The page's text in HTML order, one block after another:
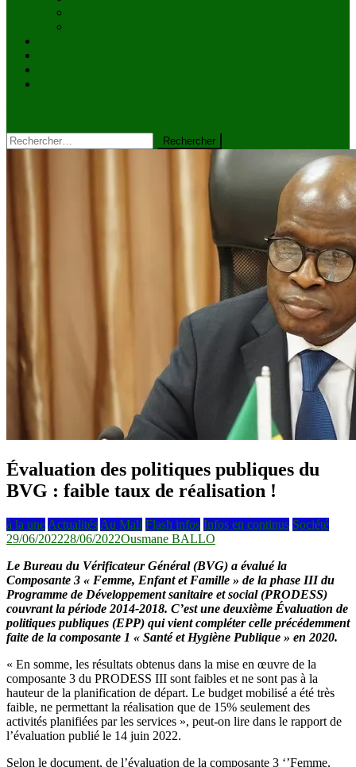
Rechercher :
Évaluation des politiques publiques du
BVG : faible taux de réalisation !
à la une Actualités Au Mali Flash infos Infos en continus Société
29/06/202228/06/2022Ousmane BALLO
Le Bureau du Vérificateur Général (BVG) a évalué la
Composante 3 « Femme, Enfant et Famille » de la phase III du
Programme de Développement sanitaire et social (PRODESS)
couvrant la période 2014-2018. C’est une deuxième Évaluation de
politiques publiques (EPP) qui vient compléter celle précédemment
faite de la composante 1 « Santé et Hygiène Publique » en 2020.
« En somme, les résultats obtenus dans la mise en œuvre de la
composante 3 du PRODESS III sont faibles et ne sont pas à la
hauteur de la planification de départ. Le budget mobilisé a été très
faible, ne permettant la réalisation que de 15% seulement des
activités planifiées par les services », peut-on lire dans le rapport de
l’évaluation publié le 14 juin 2022.
Selon le document, de l’évaluation de la composante 3 ‘’Femme,